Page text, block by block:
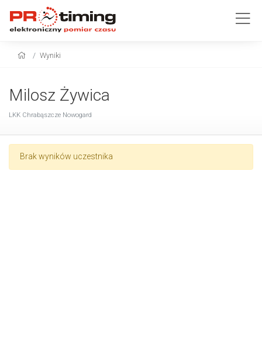
Wyniki
Milosz Żywica
LKK Chrabąszcze Nowogard
Brak wyników uczestnika